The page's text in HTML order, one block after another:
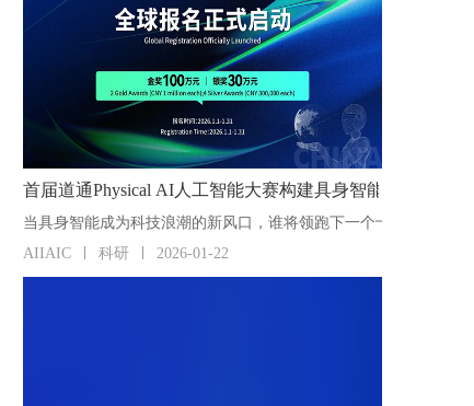
首届道通Physical AI人工智能大赛构建具身智能“人才朋友
AIIAIC 科研 2026-01-22